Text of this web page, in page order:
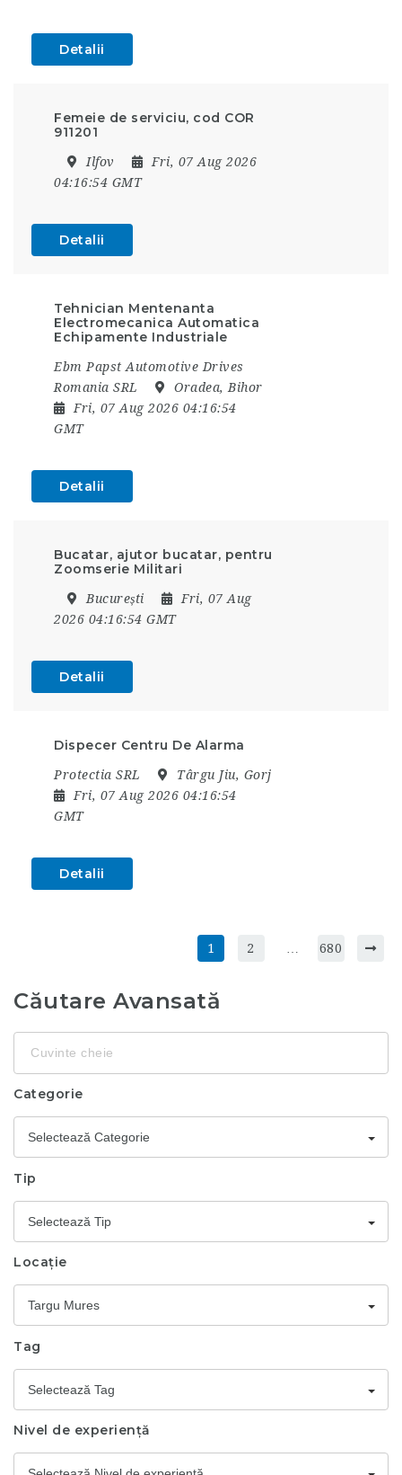
Detalii
Femeie de serviciu, cod COR
911201
Ilfov
Fri, 07 Aug 2026
04:16:54 GMT
Detalii
Tehnician Mentenanta
Electromecanica Automatica
Echipamente Industriale
Ebm Papst Automotive Drives
Romania SRL
Oradea, Bihor
Fri, 07 Aug 2026 04:16:54
GMT
Detalii
Bucatar, ajutor bucatar, pentru
Zoomserie Militari
București
Fri, 07 Aug
2026 04:16:54 GMT
Detalii
Dispecer Centru De Alarma
Protectia SRL
Târgu Jiu, Gorj
Fri, 07 Aug 2026 04:16:54
GMT
Detalii
1 2 680
Căutare Avansată
cheie
Categorie
Selectează Categorie
Tip
Selectează Tip
Locație
Targu Mures
Tag
Selectează Tag
Nivel de experiență